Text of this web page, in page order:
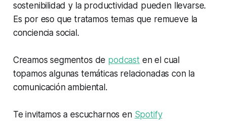
sostenibilidad y la productividad pueden llevarse.
Es por eso que tratamos temas que remueve la
conciencia social.
Creamos segmentos de podcasten el cual
topamos algunas temáticas relacionadas con la
comunicación ambiental.
Te invitamos a escucharnos en Spotify